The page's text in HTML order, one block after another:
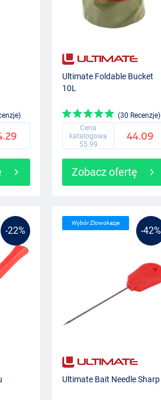
Ultimate Foldable Bucket
10L
(30 Recenzje)
Cena
katalogowa
55.99
44.09
Zobacz ofertę
-22% -42%
Wybór Zlowokazje
Ultimate Bait Needle Sharp